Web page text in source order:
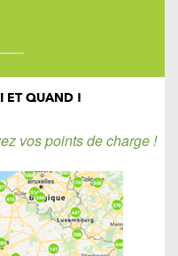
ET QUAND !
vos points de charge !